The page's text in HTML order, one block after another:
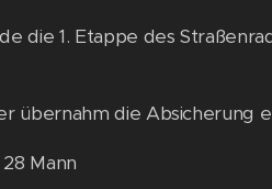
die 1. Etappe des
übernahm die Absicherung
Mann